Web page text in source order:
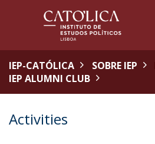
IEP-CATÓLICA SOBRE IEP
IEP ALUMNI CLUB
Activities